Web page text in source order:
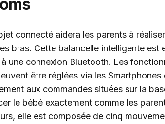
connecté aidera les parents à
bras. Cette balancelle intelligente
une connexion Bluetooth. Les
être réglées via les Smartphones
aux commandes situées sur la
le bébé exactement comme les
elle est composée de cinq